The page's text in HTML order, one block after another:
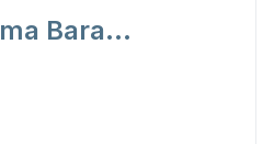
Bara...